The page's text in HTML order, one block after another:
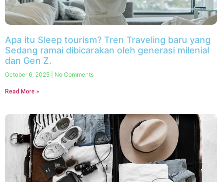
Apa itu Sleep tourism? Tren Traveling baru yang
Sedang ramai dibicarakan oleh generasi milenial
dan Gen Z.
October 6, 2025 No Comments
Read More »